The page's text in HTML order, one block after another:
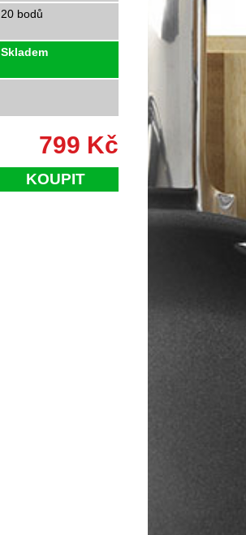
20 bodů
Skladem
799 Kč
KOUPIT